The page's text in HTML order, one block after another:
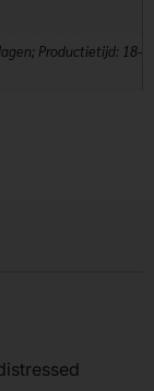
Productietijd: 18-